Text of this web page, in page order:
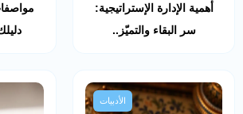
أهمية الإدارة الإستراتيجية:
سر البقاء والتميّز..
الأدبيات